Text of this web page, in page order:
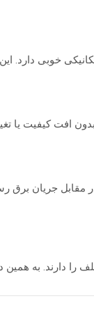
افت کیفیت یا
مقابل جریان برق
دارند. به همین